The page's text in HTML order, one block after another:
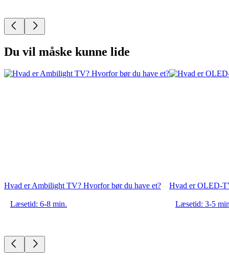
Du vil måske kunne lide
Hvad er Ambilight TV? Hvorfor bør du have et?
Læsetid: 6-8 min.
Hvad er OLED-
Læsetid: 3-5